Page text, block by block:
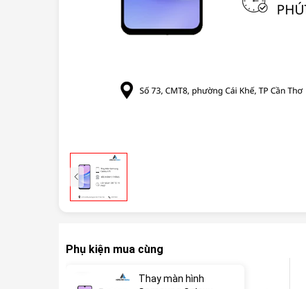
Phụ kiện mua cùng
Thay màn hình